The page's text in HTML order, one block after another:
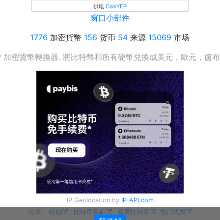
供电 CoinYEP
窗口小部件
1776 加密貨幣 156 货币 54 来源 15069 市场
加密貨幣轉換器. 將比特幣和所有硬幣兌換成美元，歐元，盧
IP Geolocation by IP-API.com
钱包 比特币采矿 免费比特币 热门优惠